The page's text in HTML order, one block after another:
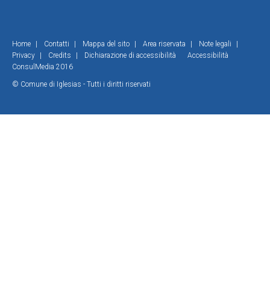
Home | Contatti | Mappa del sito | Area riservata | Note legali
|
Privacy
| Credits | Dichiarazione di accessibilità
Accessibilità
ConsulMedia 2016
© Comune di Iglesias - Tutti i diritti riservati